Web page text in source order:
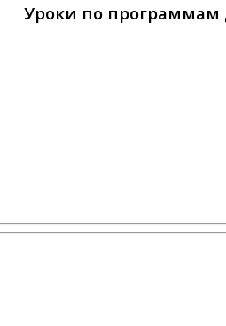
Уроки по программам